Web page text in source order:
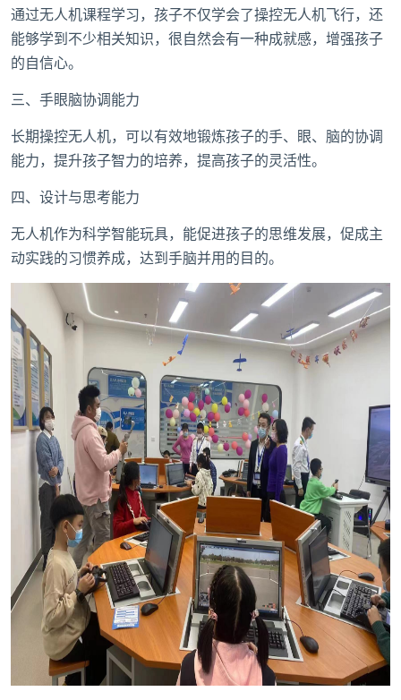
通过无人机课程学习，孩子不仅学会了操控无人机飞行，还
能够学到不少相关知识，很自然会有一种成就感，增强孩子
的自信心。
三、手眼脑协调能力
长期操控无人机，可以有效地锻炼孩子的手、眼、脑的协调
能力，提升孩子智力的培养，提高孩子的灵活性。
四、设计与思考能力
无人机作为科学智能玩具，能促进孩子的思维发展，促成主
动实践的习惯养成，达到手脑并用的目的。